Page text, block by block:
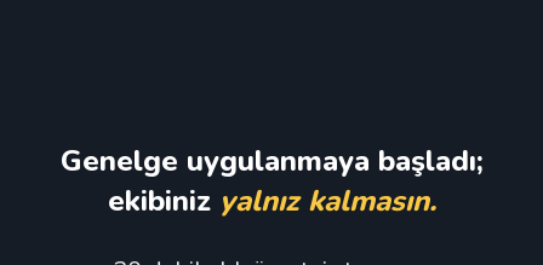
Genelge uygulanmaya başladı;
ekibiniz yalnız kalmasın.